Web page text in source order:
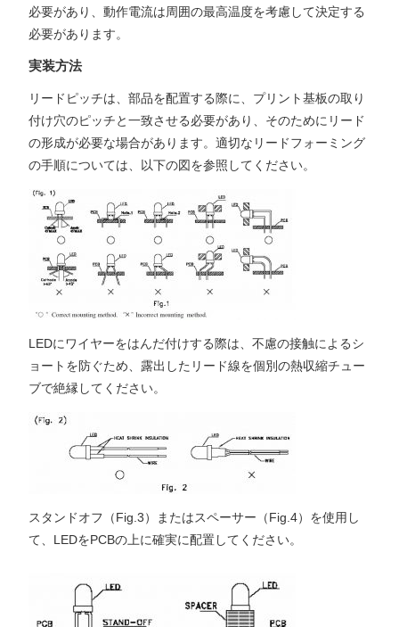
必要があり、動作電流は周囲の最高温度を考慮して決定する
必要があります。
実装方法
リードピッチは、部品を配置する際に、プリント基板の取り
付け穴のピッチと一致させる必要があり、そのためにリード
の形成が必要な場合があります。適切なリードフォーミング
の手順については、以下の図を参照してください。
LEDにワイヤーをはんだ付けする際は、不慮の接触によるシ
ョートを防ぐため、露出したリード線を個別の熱収縮チュー
ブで絶縁してください。
スタンドオフ（Fig.3）またはスペーサー（Fig.4）を使用し
て、LEDをPCBの上に確実に配置してください。